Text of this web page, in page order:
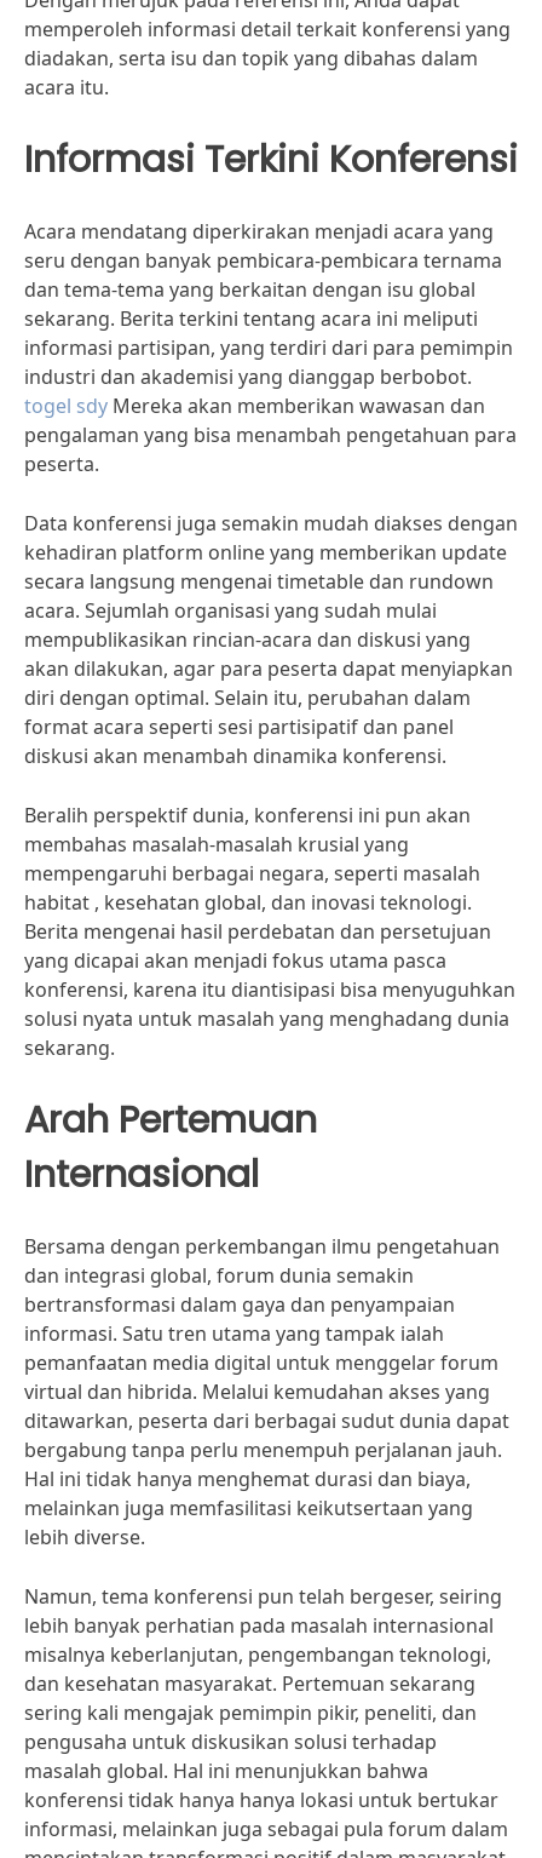
memperoleh informasi detail terkait konferensi yang
diadakan, serta isu dan topik yang dibahas dalam
acara itu.
Informasi Terkini Konferensi
Acara mendatang diperkirakan menjadi acara yang
seru dengan banyak pembicara-pembicara ternama
dan tema-tema yang berkaitan dengan isu global
sekarang. Berita terkini tentang acara ini meliputi
informasi partisipan, yang terdiri dari para pemimpin
industri dan akademisi yang dianggap berbobot.
togel sdy Mereka akan memberikan wawasan dan
pengalaman yang bisa menambah pengetahuan para
peserta.
Data konferensi juga semakin mudah diakses dengan
kehadiran platform online yang memberikan update
secara langsung mengenai timetable dan rundown
acara. Sejumlah organisasi yang sudah mulai
mempublikasikan rincian-acara dan diskusi yang
akan dilakukan, agar para peserta dapat menyiapkan
diri dengan optimal. Selain itu, perubahan dalam
format acara seperti sesi partisipatif dan panel
diskusi akan menambah dinamika konferensi.
Beralih perspektif dunia, konferensi ini pun akan
membahas masalah-masalah krusial yang
mempengaruhi berbagai negara, seperti masalah
habitat , kesehatan global, dan inovasi teknologi.
Berita mengenai hasil perdebatan dan persetujuan
yang dicapai akan menjadi fokus utama pasca
konferensi, karena itu diantisipasi bisa menyuguhkan
solusi nyata untuk masalah yang menghadang dunia
sekarang.
Arah Pertemuan
Internasional
Bersama dengan perkembangan ilmu pengetahuan
dan integrasi global, forum dunia semakin
bertransformasi dalam gaya dan penyampaian
informasi. Satu tren utama yang tampak ialah
pemanfaatan media digital untuk menggelar forum
virtual dan hibrida. Melalui kemudahan akses yang
ditawarkan, peserta dari berbagai sudut dunia dapat
bergabung tanpa perlu menempuh perjalanan jauh.
Hal ini tidak hanya menghemat durasi dan biaya,
melainkan juga memfasilitasi keikutsertaan yang
lebih diverse.
Namun, tema konferensi pun telah bergeser, seiring
lebih banyak perhatian pada masalah internasional
misalnya keberlanjutan, pengembangan teknologi,
dan kesehatan masyarakat. Pertemuan sekarang
sering kali mengajak pemimpin pikir, peneliti, dan
pengusaha untuk diskusikan solusi terhadap
masalah global. Hal ini menunjukkan bahwa
konferensi tidak hanya hanya lokasi untuk bertukar
informasi, melainkan juga sebagai pula forum dalam